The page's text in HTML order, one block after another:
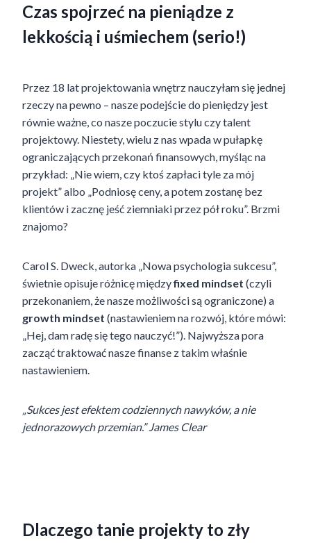
Czas spojrzeć na pieniądze z
lekkością i uśmiechem (serio!)
Przez 18 lat projektowania wnętrz nauczyłam się jednej
rzeczy na pewno – nasze podejście do pieniędzy jest
równie ważne, co nasze poczucie stylu czy talent
projektowy. Niestety, wielu z nas wpada w pułapkę
ograniczających przekonań finansowych, myśląc na
przykład: „Nie wiem, czy ktoś zapłaci tyle za mój
projekt” albo „Podniosę ceny, a potem zostanę bez
klientów i zacznę jeść ziemniaki przez pół roku”. Brzmi
znajomo?
Carol S. Dweck, autorka „Nowa psychologia sukcesu”,
świetnie opisuje różnicę międzyfixed mindset (czyli
przekonaniem, że nasze możliwości są ograniczone) a
growth mindset (nastawieniem na rozwój, które mówi:
„Hej, dam radę się tego nauczyć!”). Najwyższa pora
zacząć traktować nasze finanse z takim właśnie
nastawieniem.
„Sukces jest efektem codziennych nawyków, a nie
jednorazowych przemian.” James Clear
Dlaczego tanie projekty to zły